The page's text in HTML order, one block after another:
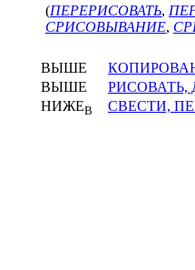
(ПЕРЕРИСОВАТЬ,
СРИСОВЫВАНИЕ,
ВЫШЕ
ВЫШЕ
РИСОВАТЬ,
НИЖЕВ СВЕСТИ,